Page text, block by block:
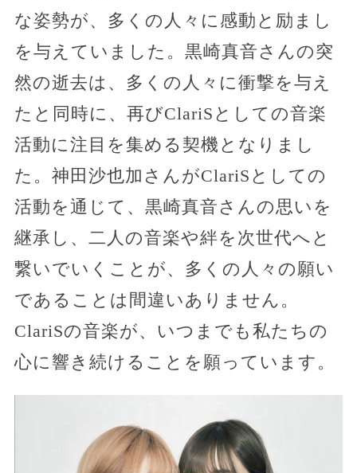
な姿勢が、多くの人々に感動と励まし
を与えていました。黒崎真音さんの突
然の逝去は、多くの人々に衝撃を与え
たと同時に、再びClariSとしての音楽
活動に注目を集める契機となりまし
た。神田沙也加さんがClariSとしての
活動を通じて、黒崎真音さんの思いを
継承し、二人の音楽や絆を次世代へと
繋いでいくことが、多くの人々の願い
であることは間違いありません。
ClariSの音楽が、いつまでも私たちの
心に響き続けることを願っています。